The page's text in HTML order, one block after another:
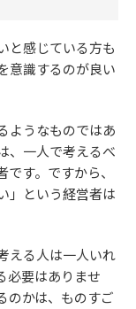
と感じている方も
意識するのが良い
ようなものではあ
、一人で考えるべ
す。ですから、
」という経営者は
える人は一人いれ
必要はありませ
のかは、ものすご